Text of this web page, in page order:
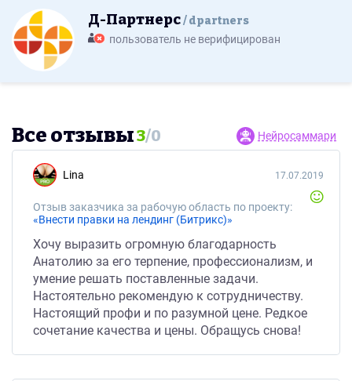
Д-Партнерс dpartners
пользователь не верифицирован
Все отзывы3/0 Нейросаммари
Lina
Отзыв заказчика за рабочую область по проекту:
«Внести правки на лендинг (Битрикс)»
17.07.2019
Хочу выразить огромную благодарность
Анатолию за его терпение, профессионализм, и
умение решать поставленные задачи.
Настоятельно рекомендую к сотрудничеству.
Настоящий профи и по разумной цене. Редкое
сочетание качества и цены. Обращусь снова!